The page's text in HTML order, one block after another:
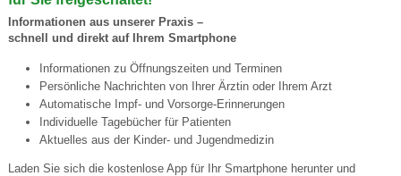
Informationen aus unserer Praxis –
schnell und direkt auf Ihrem Smartphone
Informationen zu Öffnungszeiten und Terminen
Persönliche Nachrichten von Ihrer Ärztin oder Ihrem Arzt
Automatische Impf- und Vorsorge-Erinnerungen
Individuelle Tagebücher für Patienten
Aktuelles aus der Kinder- und Jugendmedizin
Laden Sie sich die kostenlose App für Ihr Smartphone herunter und